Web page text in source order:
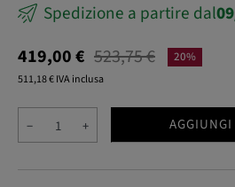
Spedizione a partire dal
20%
419,00 € 523,75 €
511,18 € IVA inclusa
− +